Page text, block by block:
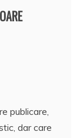
publicare,
dar care